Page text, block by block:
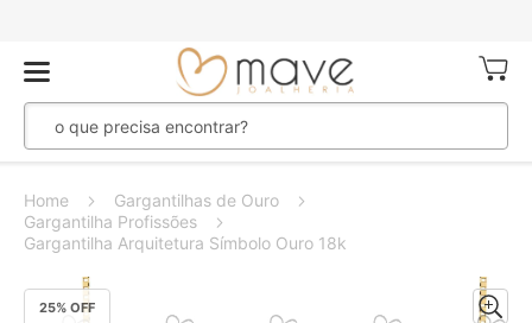
Meu
Home
Gargantilhas de Ouro
Gargantilha Profissões
Gargantilha Arquitetura Símbolo Ouro 18k
25% OFF
Pular
para